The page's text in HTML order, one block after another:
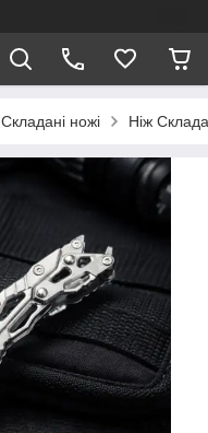
Складані ножі Ніж